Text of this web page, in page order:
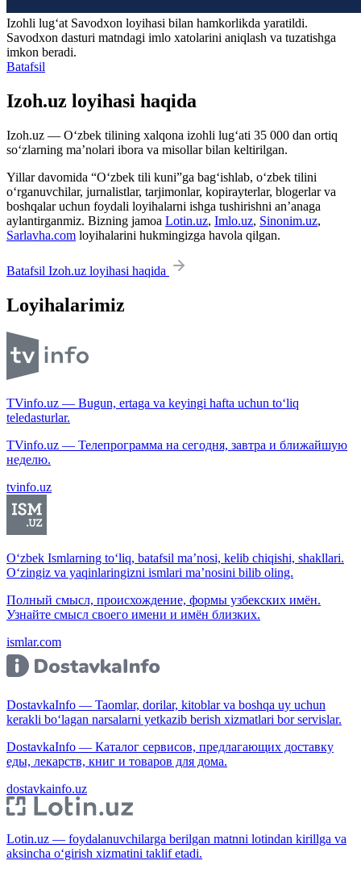
Izohli lugʻat Savodxon loyihasi bilan hamkorlikda yaratildi.
Savodxon dasturi matndagi imlo xatolarini aniqlash va tuzatishga
imkon beradi.
Batafsil
Izoh.uz loyihasi haqida
Izoh.uz — O‘zbek tilining xalqona izohli lug‘ati 35 000 dan ortiq
so‘zlarning ma’nolari ibora va misollar bilan keltirilgan.
Yillar davomida “O‘zbek tili kuni”ga bag‘ishlab, o‘zbek tilini
o‘rganuvchilar, jurnalistlar, tarjimonlar, kopirayterlar, blogerlar va
boshqalar uchun foydali loyihalarni ishga tushirishni an’anaga
aylantirganmiz. Bizning jamoa Lotin.uz, Imlo.uz, Sinonim.uz,
Sarlavha.com loyihalarini hukmingizga havola qilgan.
Batafsil Izoh.uz loyihasi haqida
Loyihalarimiz
TVinfo.uz — Bugun, ertaga va keyingi hafta uchun to‘liq
teledasturlar.
TVinfo.uz — Телепрограмма на сегодня, завтра и ближайшую
неделю.
tvinfo.uz
O‘zbek Ismlarning to‘liq, batafsil ma’nosi, kelib chiqishi, shakllari.
O‘zingiz va yaqinlaringizni ismlari ma’nosini bilib oling.
Полный смысл, происхождение, формы узбекских имён.
Узнайте смысл своего имени и имён близких.
ismlar.com
DostavkaInfo — Taomlar, dorilar, kitoblar va boshqa uy uchun
kerakli bo‘lagan narsalarni yetkazib berish xizmatlari bor servislar.
DostavkaInfo — Каталог сервисов, предлагающих доставку
еды, лекарств, книг и товаров для дома.
dostavkainfo.uz
Lotin.uz — foydalanuvchilarga berilgan matnni lotindan kirillga va
aksincha o‘girish xizmatini taklif etadi.